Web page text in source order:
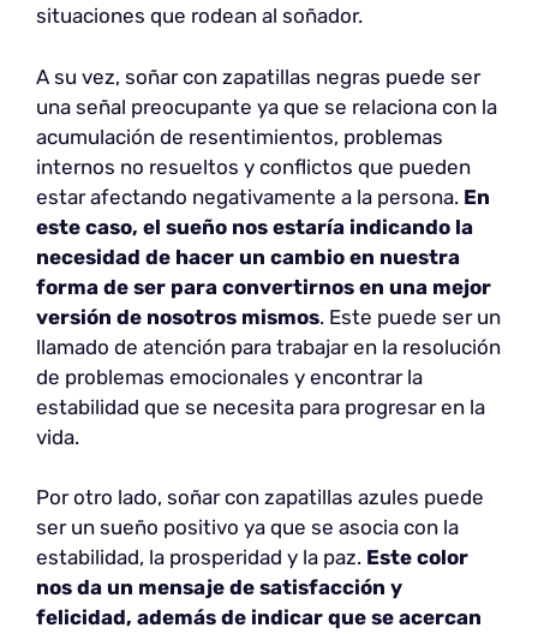
situaciones que rodean al soñador.
A su vez, soñar con zapatillas negras puede ser
una señal preocupante ya que se relaciona con la
acumulación de resentimientos, problemas
internos no resueltos y conflictos que pueden
estar afectando negativamente a la persona. En
este caso, el sueño nos estaría indicando la
necesidad de hacer un cambio en nuestra
forma de ser para convertirnos en una mejor
versión de nosotros mismos. Este puede ser un
llamado de atención para trabajar en la resolución
de problemas emocionales y encontrar la
estabilidad que se necesita para progresar en la
vida.
Por otro lado, soñar con zapatillas azules puede
ser un sueño positivo ya que se asocia con la
estabilidad, la prosperidad y la paz. Este color
nos da un mensaje de satisfacción y
felicidad, además de indicar que se acercan